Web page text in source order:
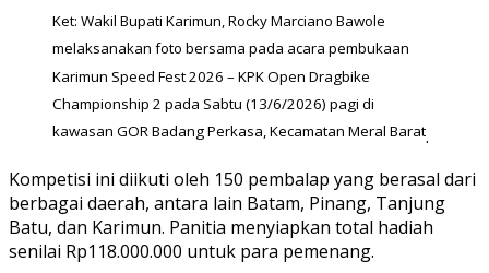
Ket: Wakil Bupati Karimun, Rocky Marciano Bawole
melaksanakan foto bersama pada acara pembukaan
Karimun Speed Fest 2026 – KPK Open Dragbike
Championship 2 pada Sabtu (13/6/2026) pagi di
kawasan GOR Badang Perkasa, Kecamatan Meral Barat.
Kompetisi ini diikuti oleh 150 pembalap yang berasal dari
berbagai daerah, antara lain Batam, Pinang, Tanjung
Batu, dan Karimun. Panitia menyiapkan total hadiah
senilai Rp118.000.000 untuk para pemenang.